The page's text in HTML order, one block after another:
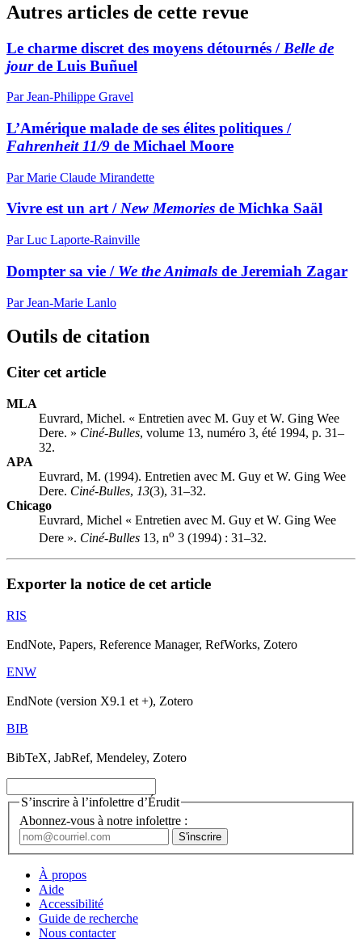
Autres articles de cette revue
Le charme discret des moyens détournés / Belle de
jourde Luis Buñuel
Par Jean-Philippe Gravel
L’Amérique malade de ses élites politiques /
Fahrenheit 11/9 de Michael Moore
Par Marie Claude Mirandette
Vivre est un art /New Memories de Michka Saäl
Par Luc Laporte-Rainville
Dompter sa vie / We the Animals de Jeremiah Zagar
Par Jean-Marie Lanlo
Outils de citation
Citer cet article
MLA
Euvrard, Michel. « Entretien avec M. Guy et W. Ging Wee
Dere. » Ciné-Bulles, volume 13, numéro 3, été 1994, p. 31–
32.
APA
Euvrard, M. (1994). Entretien avec M. Guy et W. Ging Wee
Dere. Ciné-Bulles, 13(3), 31–32.
Chicago
Euvrard, Michel « Entretien avec M. Guy et W. Ging Wee
Dere ». Ciné-Bulles 13, no 3 (1994) : 31–32.
Exporter la notice de cet article
RIS
EndNote, Papers, Reference Manager, RefWorks, Zotero
ENW
EndNote (version X9.1 et +), Zotero
BIB
BibTeX, JabRef, Mendeley, Zotero
S’inscrire à l’infolettre d’Érudit
Abonnez-vous à notre infolettre :
À propos
Aide
Accessibilité
Guide de recherche
Nous contacter